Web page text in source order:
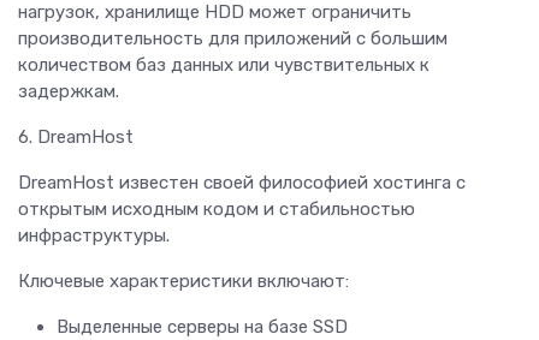
нагрузок, хранилище HDD может ограничить
производительность для приложений с большим
количеством баз данных или чувствительных к
задержкам.
6. DreamHost
DreamHost известен своей философией хостинга с
открытым исходным кодом и стабильностью
инфраструктуры.
Ключевые характеристики включают:
Выделенные серверы на базе SSD